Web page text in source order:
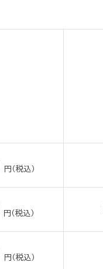
円（税込）
円（税込）
円（税込）